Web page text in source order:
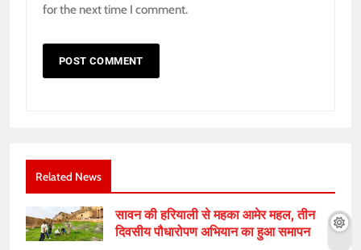
for the next time I comment.
Related News
सावन की हरियाली से महका आमेर महल, तीन
दिवसीय पौधारोपण अभियान का हुआ समापन